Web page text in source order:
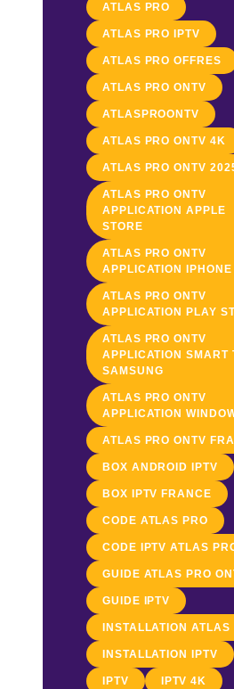
ATLAS PRO
ATLAS PRO IPTV
ATLAS PRO OFFRES
ATLAS PRO ONTV
ATLASPROONTV
ATLAS PRO ONTV 4K
ATLAS PRO ONTV
ATLAS PRO ONTV
APPLICATION APPLE
STORE
ATLAS PRO ONTV
APPLICATION IPHONE
ATLAS PRO ONTV
APPLICATION PLAY
ATLAS PRO ONTV
APPLICATION SMART
SAMSUNG
ATLAS PRO ONTV
APPLICATION
ATLAS PRO ONTV
BOX ANDROID IPTV
BOX IPTV FRANCE
CODE ATLAS PRO
CODE IPTV ATLAS
GUIDE ATLAS PRO
GUIDE IPTV
INSTALLATION ATLAS
INSTALLATION IPTV
IPTV IPTV 4K